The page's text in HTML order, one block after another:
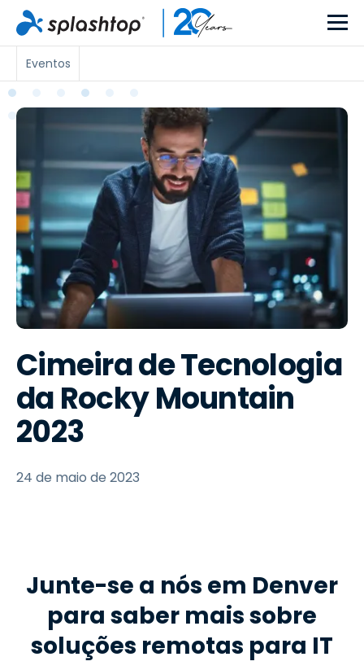
Eventos
Cimeira de Tecnologia
da Rocky Mountain
2023
24 de maio de 2023
Junte-se a nós em Denver
para saber mais sobre
soluções remotas para IT